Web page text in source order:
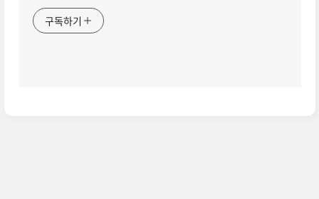
구독하기